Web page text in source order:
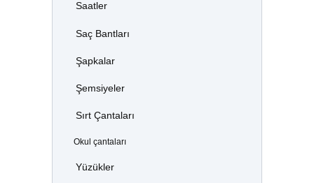
Saatler
Saç Bantları
Şapkalar
Şemsiyeler
Sırt Çantaları
Okul çantaları
Yüzükler